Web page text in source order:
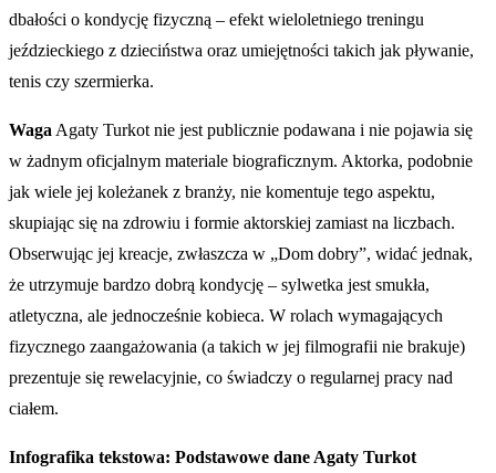
dbałości o kondycję fizyczną – efekt wieloletniego treningu
jeździeckiego z dzieciństwa oraz umiejętności takich jak pływanie,
tenis czy szermierka.
WagaAgaty Turkot nie jest publicznie podawana i nie pojawia się
w żadnym oficjalnym materiale biograficznym. Aktorka, podobnie
jak wiele jej koleżanek z branży, nie komentuje tego aspektu,
skupiając się na zdrowiu i formie aktorskiej zamiast na liczbach.
Obserwując jej kreacje, zwłaszcza w „Dom dobry”, widać jednak,
że utrzymuje bardzo dobrą kondycję – sylwetka jest smukła,
atletyczna, ale jednocześnie kobieca. W rolach wymagających
fizycznego zaangażowania (a takich w jej filmografii nie brakuje)
prezentuje się rewelacyjnie, co świadczy o regularnej pracy nad
ciałem.
Infografika tekstowa: Podstawowe dane Agaty Turkot